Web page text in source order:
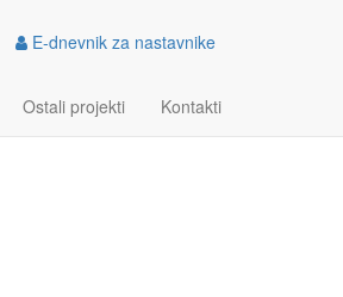
E-dnevnik za nastavnike
Ostali projekti Kontakti